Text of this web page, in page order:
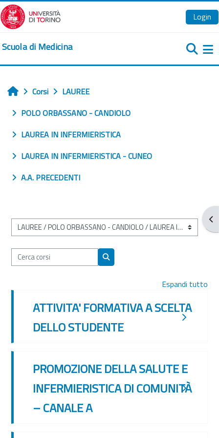
Vai al contenuto principale
Login
Scuola di Medicina
Home
Corsi
LAUREE
POLO ORBASSANO - CANDIOLO
LAUREA IN INFERMIERISTICA
LAUREA IN INFERMIERISTICA - CUNEO
A.A. PRECEDENTI
Categorie di corso
Cerca corsi
Cerca corsi
Espandi tutto
ATTIVITA' FORMATIVA A SCELTA
DELLO STUDENTE
PROMOZIONE DELLA SALUTE E
INFERMIERISTICA DI COMUNITÀ
– CANALE A